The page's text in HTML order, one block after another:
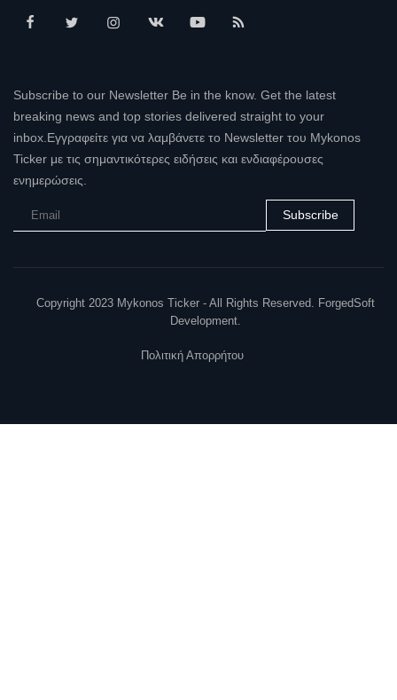
Subscribe to our Newsletter Be in the know. Get the latest
breaking news and top stories delivered straight to your
inbox.Εγγραφείτε για να λαμβάνετε το Newsletter του Mykonos
Ticker με τις σημαντικότερες ειδήσεις και ενδιαφέρουσες
ενημερώσεις.
Subscribe
Copyright 2023 Mykonos Ticker - All Rights Reserved. ForgedSoft
Development.
Πολιτική Απορρήτου